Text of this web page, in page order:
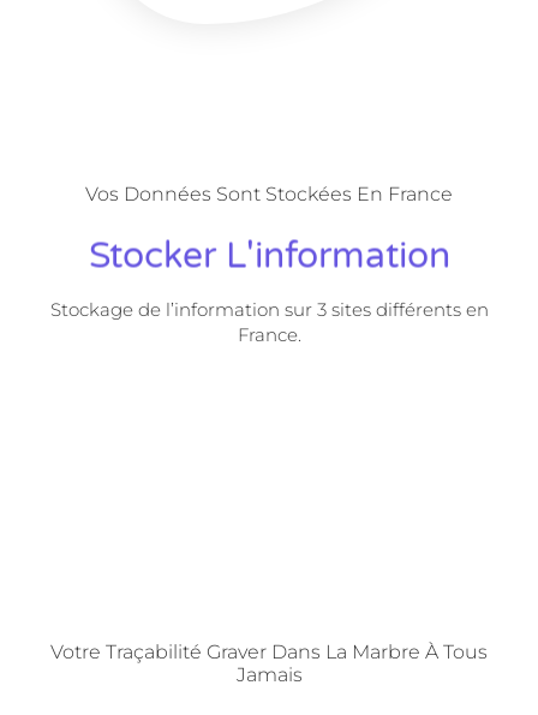
Vos Données Sont Stockées En France
Stocker L'information
Stockage de l’information sur 3 sites différents en
France.
Votre Traçabilité Graver Dans La Marbre À Tous
Jamais